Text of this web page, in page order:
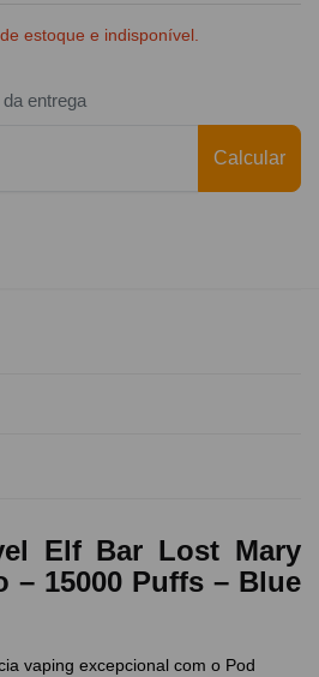
estoque e indisponível.
entrega
Calcular
Elf Bar Lost Mary
– 15000 Puffs – Blue
vaping excepcional com o Pod